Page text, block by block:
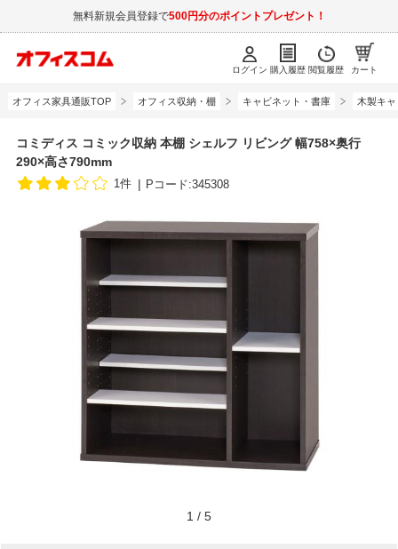
無料新規会員登録で500円分のポイントプレゼント！
ログイン 購入履歴 閲覧履歴 カート
オフィス家具通販TOP オフィス収納・棚 キャビネット・書庫 木製キ
コミディス コミック収納 本棚 シェルフ リビング 幅758×奥行
290×高さ790mm
1件 Pコード:345308
1 / 5